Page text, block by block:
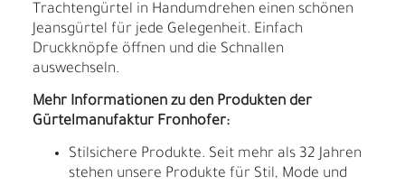
Trachtengürtel in Handumdrehen einen schönen
Jeansgürtel für jede Gelegenheit. Einfach
Druckknöpfe öffnen und die Schnallen
auswechseln.
Mehr Informationen zu den Produkten der
Gürtelmanufaktur Fronhofer:
Stilsichere Produkte. Seit mehr als 32 Jahren
stehen unsere Produkte für Stil, Mode und